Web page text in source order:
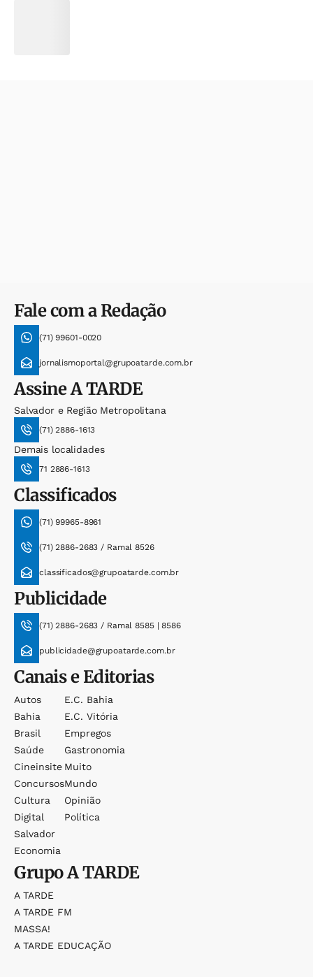
Fale com a Redação
(71) 99601-0020
jornalismoportal@grupoatarde.com.br
AssineA TARDE
Salvador e Região Metropolitana
(71) 2886-1613
Demais localidades
71 2886-1613
Classificados
(71) 99965-8961
(71) 2886-2683 / Ramal 8526
classificados@grupoatarde.com.br
Publicidade
(71) 2886-2683 / Ramal 8585 | 8586
publicidade@grupoatarde.com.br
Canais e Editorias
Autos
Bahia
Brasil
Saúde
Cineinsite
Concursos
Cultura
Digital
Salvador
Economia
E.c. Bahia
E.c. Vitória
Empregos
Gastronomia
Muito
Mundo
Opinião
Política
GrupoA TARDE
A TARDE
A TARDE FM
MASSA!
A TARDE EDUCAÇÃO